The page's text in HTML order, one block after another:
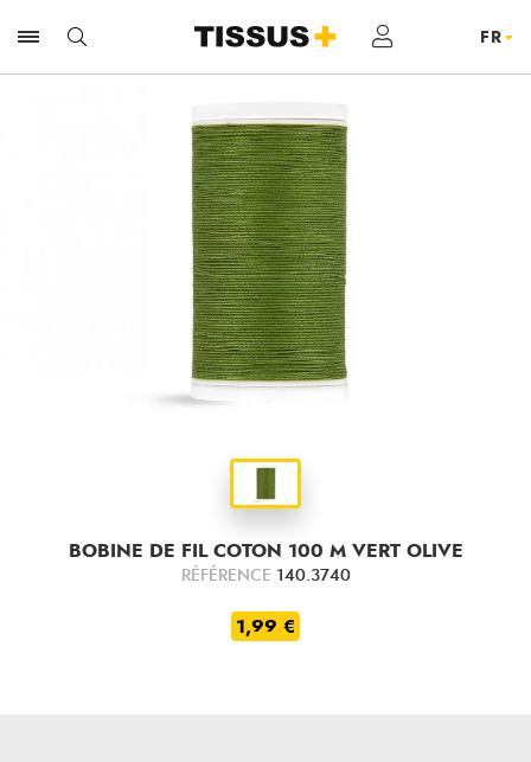
BOBINE DE FIL COTON 100 M VERT OLIVE
RÉFÉRENCE 140.3740
1,99 €